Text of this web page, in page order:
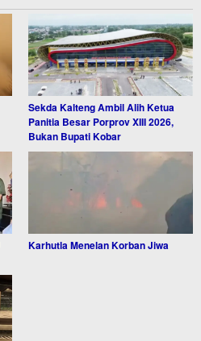
Sekda Kalteng Ambil Alih Ketua
Panitia Besar Porprov XIII 2026,
Bukan Bupati Kobar
Karhutla Menelan Korban Jiwa